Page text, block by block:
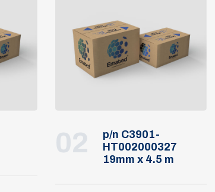
02
p/n C3901-
HT002000327
19mm x 4.5 m